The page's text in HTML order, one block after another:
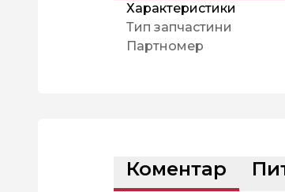
Характеристики
Тип запчастини
Партномер
Коментар